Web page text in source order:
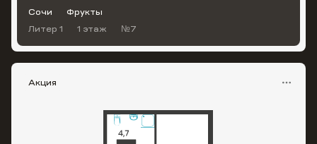
Сочи
Фрукты
Литер 1
1 этаж №7
Акция